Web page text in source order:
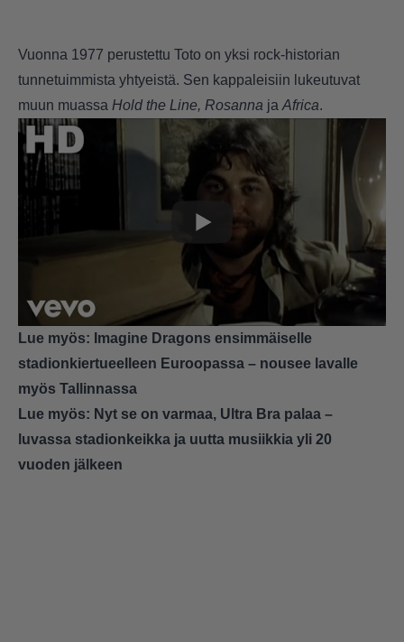
Vuonna 1977 perustettu Toto on yksi rock-historian
tunnetuimmista yhtyeistä. Sen kappaleisiin lukeutuvat
muun muassa Hold the Line, Rosanna ja Africa.
Lue myös: Imagine Dragons ensimmäiselle
stadionkiertueelleen Euroopassa – nousee lavalle
myös Tallinnassa
Lue myös: Nyt se on varmaa, Ultra Bra palaa –
luvassa stadionkeikka ja uutta musiikkia yli 20
vuoden jälkeen